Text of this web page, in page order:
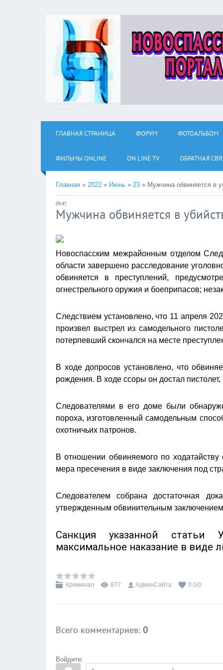
ГЛАВНАЯ СТРАНИЦА ФОРУМ ФОТОАЛЬБОМ
ФИЛЬМЫ ОNLINE ON LINE TV ОБРАТНАЯ
Главная » 2022 » Июнь » 23 » Мужчина обвиняется в
09:47
Мужчина обвиняется в
Новоспасским межрайонным отделом
области завершено расследование
обвиняется в преступлений,
огнестрельного оружия и боеприпасов;
Следствием установлено, что 11 апреля
произвел выстрел из самодельного
потерпевший скончался на месте
В ходе допросов установлено, что
рождения. В ходе ссоры он достал
Следователями в его доме были
пороха, изготовленный самодельным
охотничьих патронов.
В отношении обвиняемого по
мера пресечения в виде заключения под
Следователем собрана достаточная
утвержденным обвинительным
Санкция указанной статьи
максимальное наказание в виде
Криминал 877 АдминСайта 0.0/0
Всего комментариев: 0
Войдите: